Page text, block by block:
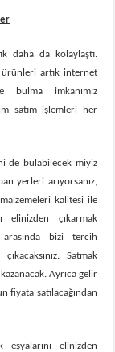
daha da kolaylaştı.
ürünleri artık internet
bulma imkanımız
satım işlemleri her
de bulabilecek miyiz
yerleri arıyorsanız,
kalitesi ile
elinizden çıkarmak
arasında bizi tercih
Satmak
Ayrıca gelir
fiyata satılacağından
elinizden